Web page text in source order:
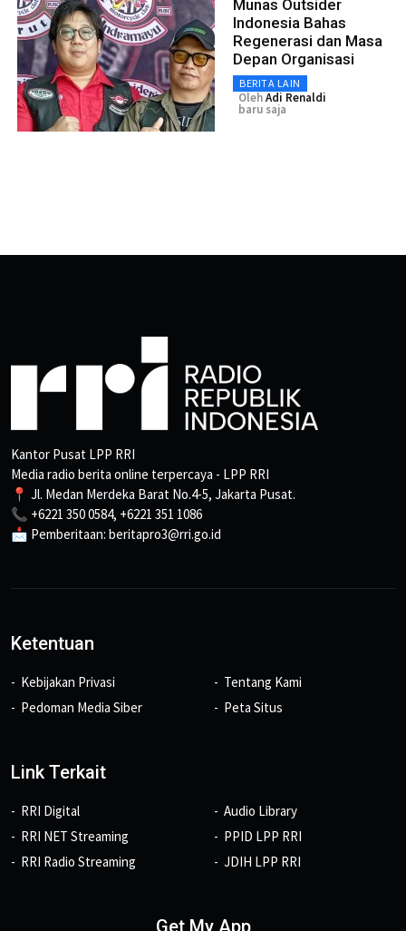
Munas Outsider
Indonesia Bahas
Regenerasi dan Masa
Depan Organisasi
BERITA LAIN
OlehAdi Renaldi
baru saja
Kantor Pusat LPP RRI
Media radio berita online terpercaya - LPP RRI
📍 Jl. Medan Merdeka Barat No.4-5, Jakarta Pusat.
📞 +6221 350 0584, +6221 351 1086
📩 Pemberitaan: beritapro3@rri.go.id
Ketentuan
Kebijakan Privasi
Pedoman Media Siber
Tentang Kami
Peta Situs
Link Terkait
RRI Digital
RRI NET Streaming
RRI Radio Streaming
Audio Library
PPID LPP RRI
JDIH LPP RRI
Get My App